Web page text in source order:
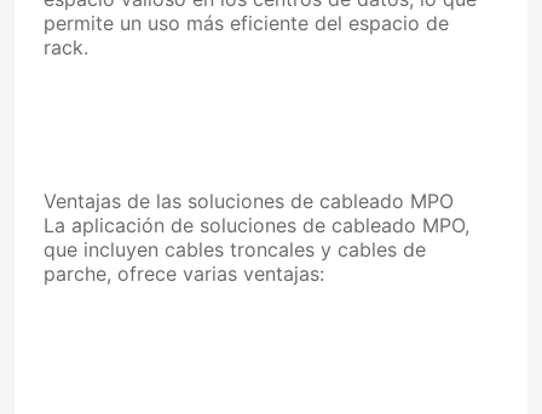
Éntrenos en contacto con
permite un uso más eficiente del espacio de
rack.
Ventajas de las soluciones de cableado MPO
La aplicación de soluciones de cableado MPO,
que incluyen cables troncales y cables de
parche, ofrece varias ventajas: